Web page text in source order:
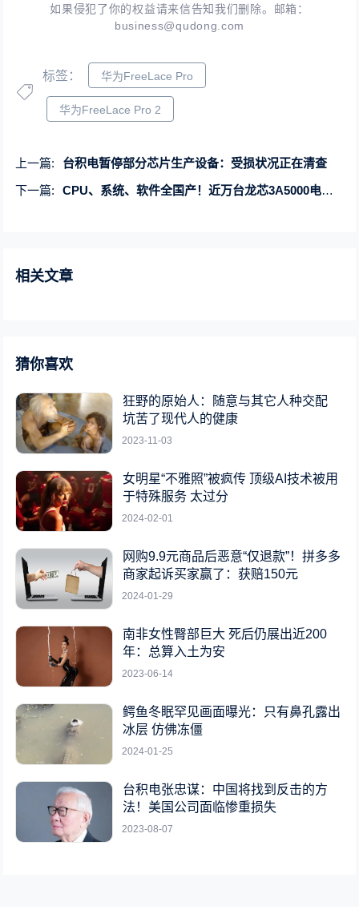
如果侵犯了你的权益请来信告知我们删除。邮箱：
business@qudong.com
标签： 华为FreeLace Pro
华为FreeLace Pro 2
上一篇:
台积电暂停部分芯片生产设备：受损状况正在清查
下一篇:
CPU、系统、软件全国产！近万台龙芯3A5000电脑进入中小学：预装UOS
相关文章
猜你喜欢
狂野的原始人：随意与其它人种交配
坑苦了现代人的健康
2023-11-03
女明星“不雅照”被疯传 顶级AI技术被用
于特殊服务 太过分
2024-02-01
网购9.9元商品后恶意“仅退款”！拼多多
商家起诉买家赢了：获赔150元
2024-01-29
南非女性臀部巨大 死后仍展出近200
年：总算入土为安
2023-06-14
鳄鱼冬眠罕见画面曝光：只有鼻孔露出
冰层 仿佛冻僵
2024-01-25
台积电张忠谋：中国将找到反击的方
法！美国公司面临惨重损失
2023-08-07